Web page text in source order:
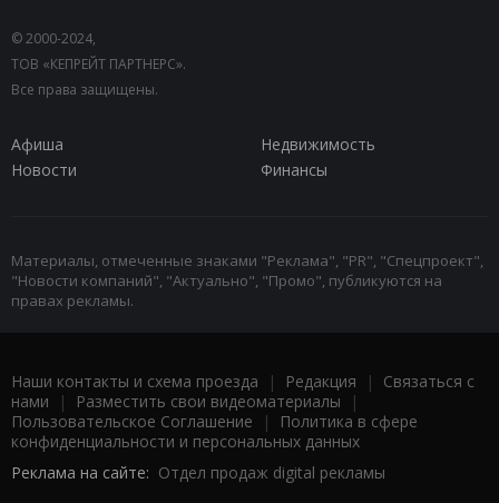
© 2000-2024,
ТОВ «КЕПРЕЙТ ПАРТНЕРС».
Все права защищены.
Афиша
Недвижимость
Новости
Финансы
Материалы, отмеченные знаками "Реклама", "PR", "Спецпроект",
"Новости компаний", "Актуально", "Промо", публикуются на
правах рекламы.
Наши контакты и схема проезда | Редакция | Связаться с
нами | Разместить свои видеоматериалы |
Пользовательское Соглашение |
Политика в сфере
конфиденциальности и персональных данных
Реклама на сайте: Отдел продаж digital рекламы